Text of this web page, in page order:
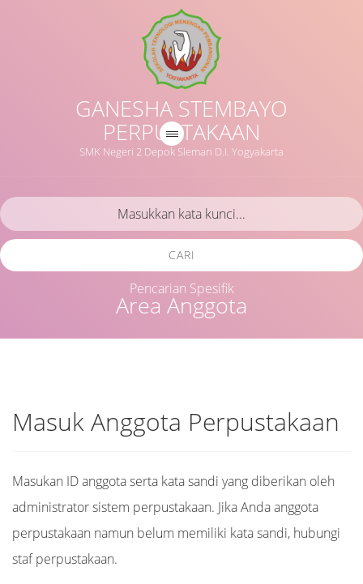
GANESHA STEMBAYO
PERPUSTAKAAN
SMK Negeri 2 Depok Sleman D.I. Yogyakarta
Area Anggota
CARI
Pencarian Spesifik
Masuk Anggota Perpustakaan
Masukan ID anggota serta kata sandi yang diberikan oleh
administrator sistem perpustakaan. Jika Anda anggota
perpustakaan namun belum memiliki kata sandi, hubungi
staf perpustakaan.